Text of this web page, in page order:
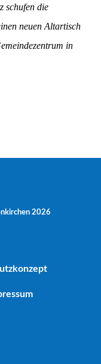
schufen die
neuen Altartisch
in
2026